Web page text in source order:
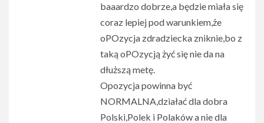
baaardzo dobrze,a będzie miała się
coraz lepiej pod warunkiem,że
oPOzycja zdradziecka zniknie,bo z
taką oPOzycją żyć się nie da na
dłuższą metę.
Opozycja powinna być
NORMALNA,działać dla dobra
Polski,Polek i Polaków a nie dla